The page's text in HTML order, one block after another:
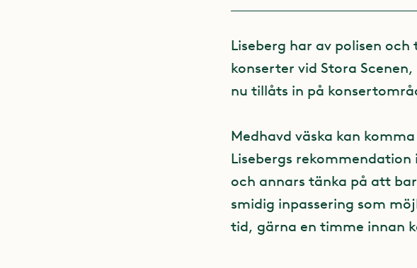
Liseberg har av polisen
konserter vid Stora
nu tillåts in på
Medhavd väska kan
Lisebergs
och annars tänka på att
smidig inpassering som
tid, gärna en timme innan